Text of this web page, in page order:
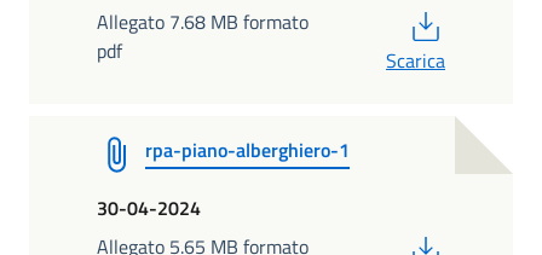
Allegato 7.68 MB formato
pdf
Scarica
rpa-piano-alberghiero-1
30-04-2024
Allegato 5.65 MB formato